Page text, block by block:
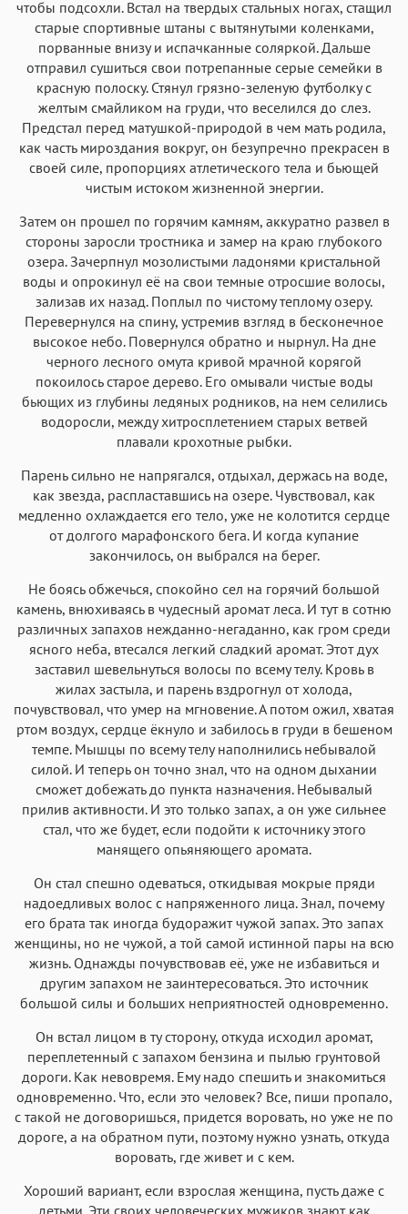
чтобы подсохли. Встал на твердых стальных ногах, стащил
старые спортивные штаны с вытянутыми коленками,
порванные внизу и испачканные соляркой. Дальше
отправил сушиться свои потрепанные серые семейки в
красную полоску. Стянул грязно-зеленую футболку с
желтым смайликом на груди, что веселился до слез.
Предстал перед матушкой-природой в чем мать родила,
как часть мироздания вокруг, он безупречно прекрасен в
своей силе, пропорциях атлетического тела и бьющей
чистым истоком жизненной энергии.
Затем он прошел по горячим камням, аккуратно развел в
стороны заросли тростника и замер на краю глубокого
озера. Зачерпнул мозолистыми ладонями кристальной
воды и опрокинул её на свои темные отросшие волосы,
зализав их назад. Поплыл по чистому теплому озеру.
Перевернулся на спину, устремив взгляд в бесконечное
высокое небо. Повернулся обратно и нырнул. На дне
черного лесного омута кривой мрачной корягой
покоилось старое дерево. Его омывали чистые воды
бьющих из глубины ледяных родников, на нем селились
водоросли, между хитросплетением старых ветвей
плавали крохотные рыбки.
Парень сильно не напрягался, отдыхал, держась на воде,
как звезда, распластавшись на озере. Чувствовал, как
медленно охлаждается его тело, уже не колотится сердце
от долгого марафонского бега. И когда купание
закончилось, он выбрался на берег.
Не боясь обжечься, спокойно сел на горячий большой
камень, внюхиваясь в чудесный аромат леса. И тут в сотню
различных запахов нежданно-негаданно, как гром среди
ясного неба, втесался легкий сладкий аромат. Этот дух
заставил шевельнуться волосы по всему телу. Кровь в
жилах застыла, и парень вздрогнул от холода,
почувствовал, что умер на мгновение. А потом ожил, хватая
ртом воздух, сердце ёкнуло и забилось в груди в бешеном
темпе. Мышцы по всему телу наполнились небывалой
силой. И теперь он точно знал, что на одном дыхании
сможет добежать до пункта назначения. Небывалый
прилив активности. И это только запах, а он уже сильнее
стал, что же будет, если подойти к источнику этого
манящего опьяняющего аромата.
Он стал спешно одеваться, откидывая мокрые пряди
надоедливых волос с напряженного лица. Знал, почему
его брата так иногда будоражит чужой запах. Это запах
женщины, но не чужой, а той самой истинной пары на всю
жизнь. Однажды почувствовав её, уже не избавиться и
другим запахом не заинтересоваться. Это источник
большой силы и больших неприятностей одновременно.
Он встал лицом в ту сторону, откуда исходил аромат,
переплетенный с запахом бензина и пылью грунтовой
дороги. Как невовремя. Ему надо спешить и знакомиться
одновременно. Что, если это человек? Все, пиши пропало,
с такой не договоришься, придется воровать, но уже не по
дороге, а на обратном пути, поэтому нужно узнать, откуда
воровать, где живет и с кем.
Хороший вариант, если взрослая женщина, пусть даже с
детьми. Эти своих человеческих мужиков знают как